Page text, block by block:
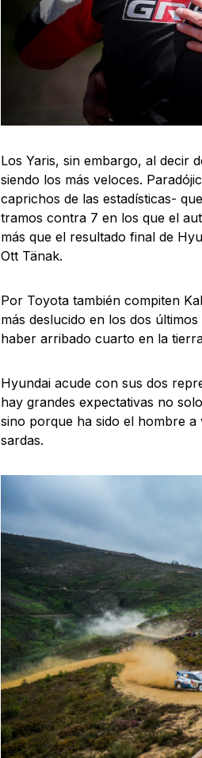
Los Yaris, sin embargo, al decir
siendo los más veloces.
caprichos de las estadísticas-
tramos contra 7 en los que el
más que el resultado final de
Ott Tänak.
Por Toyota también compiten
más deslucido en los dos
haber arribado cuarto en la
Hyundai acude con sus dos
hay grandes expectativas no
sino porque ha sido el hombre
sardas.